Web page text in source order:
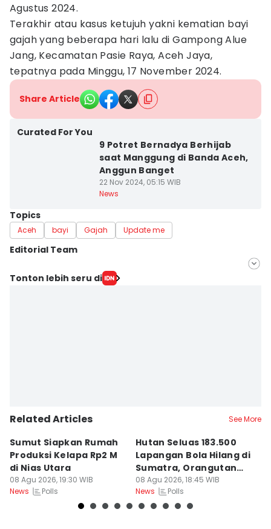
Agustus 2024.
Terakhir atau kasus ketujuh yakni kematian bayi
gajah yang beberapa hari lalu di Gampong Alue
Jang, Kecamatan Pasie Raya, Aceh Jaya,
tepatnya pada Minggu, 17 November 2024.
Share Article
Curated For You
9 Potret Bernadya Berhijab
saat Manggung di Banda Aceh,
Anggun Banget
22 Nov 2024, 05:15 WIB
News
Topics
Aceh bayi Gajah Update me
Editorial Team
Editor
Tonton lebih seru di
Related Articles See More
Sumut Siapkan Rumah
Produksi Kelapa Rp2 M
di Nias Utara
08 Agu 2026, 19:30 WIB
News
Polls
Hutan Seluas 183.500
Lapangan Bola Hilang di
Sumatra, Orangutan
Tertekan
08 Agu 2026, 18:45 WIB
News
Polls